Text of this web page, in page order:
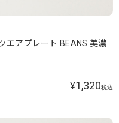
エアプレート BEANS 美濃
¥1,320税込